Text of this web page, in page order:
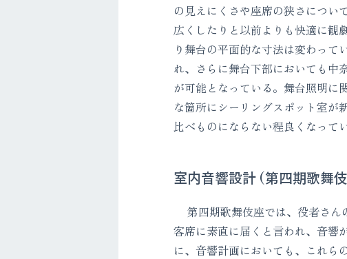
の見えにくさや座席の狭さについ
広くしたりと以前よりも快適に観
り舞台の平面的な寸法は変わって
れ、さらに舞台下部においても中
が可能となっている。舞台照明に
な箇所にシーリングスポット室が
比べものにならない程良くなってい
室内音響設計 (第四期歌舞
第四期歌舞伎座では、役者さん
客席に素直に届くと言われ、音響
に、音響計画においても、これら